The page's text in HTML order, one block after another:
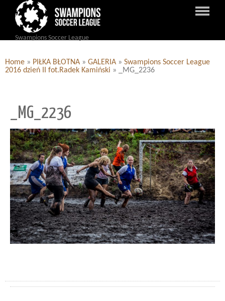
Swampions Soccer League
Home » PIŁKA BŁOTNA » GALERIA » Swampions Soccer League
2016 dzień II fot.Radek Kamiński » _MG_2236
_MG_2236